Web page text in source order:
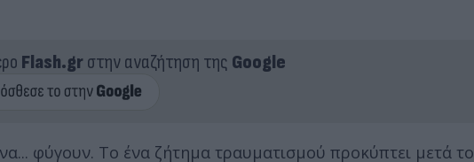
Flash.grστην αναζήτηση της Google
φύγουν. Το ένα ζήτημα τραυματισμού προκύπτει μετά το